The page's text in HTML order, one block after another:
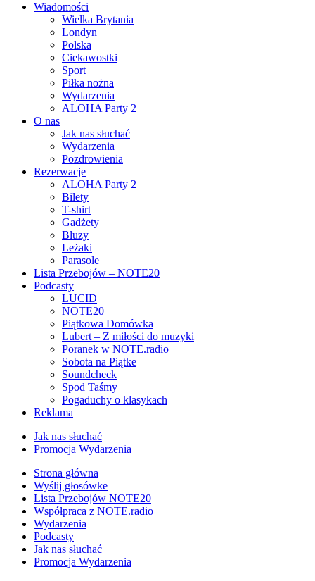
Wiadomości
Wielka Brytania
Londyn
Polska
Ciekawostki
Sport
Piłka nożna
Wydarzenia
ALOHA Party 2
O nas
Jak nas słuchać
Wydarzenia
Pozdrowienia
Rezerwacje
ALOHA Party 2
Bilety
T-shirt
Gadżety
Bluzy
Leżaki
Parasole
Lista Przebojów – NOTE20
Podcasty
LUCID
NOTE20
Piątkowa Domówka
Lubert – Z miłości do muzyki
Poranek w NOTE.radio
Sobota na Piątke
Soundcheck
Spod Taśmy
Pogaduchy o klasykach
Reklama
Jak nas słuchać
Promocja Wydarzenia
Strona główna
Wyślij głosówke
Lista Przebojów NOTE20
Współpraca z NOTE.radio
Wydarzenia
Podcasty
Jak nas słuchać
Promocja Wydarzenia